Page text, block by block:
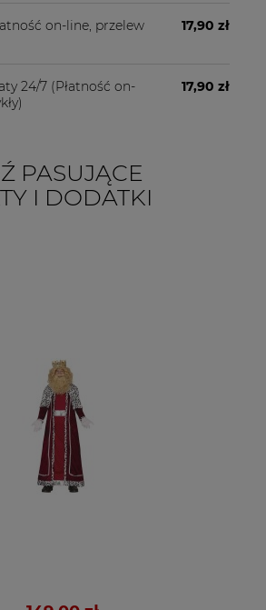
on-line, przelew
17,90 zł
24/7 (Płatność on-
17,90 zł
PASUJĄCE
I DODATKI